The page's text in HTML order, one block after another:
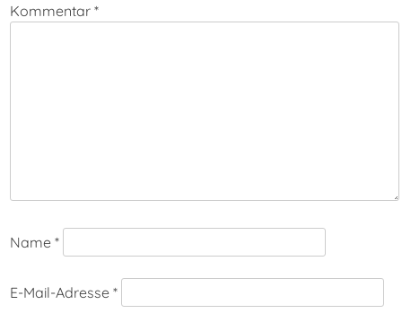
Kommentar*
Name*
E-Mail-Adresse*